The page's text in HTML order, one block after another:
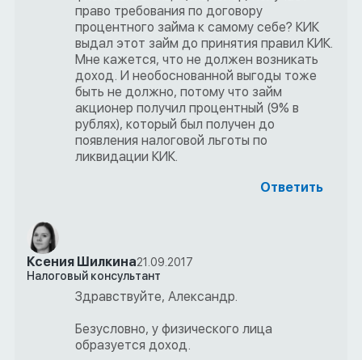
право требования по договору
процентного займа к самому себе? КИК
выдал этот займ до принятия правил КИК.
Мне кажется, что не должен возникать
доход. И необоснованной выгоды тоже
быть не должно, потому что займ
акционер получил процентный (9% в
рублях), который был получен до
появления налоговой льготы по
ликвидации КИК.
Ответить
Ксения Шилкина21.09.2017
Налоговый консультант
Здравствуйте, Александр.
Безусловно, у физического лица
образуется доход.